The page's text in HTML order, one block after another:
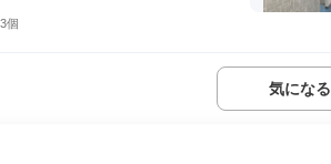
個
気になる